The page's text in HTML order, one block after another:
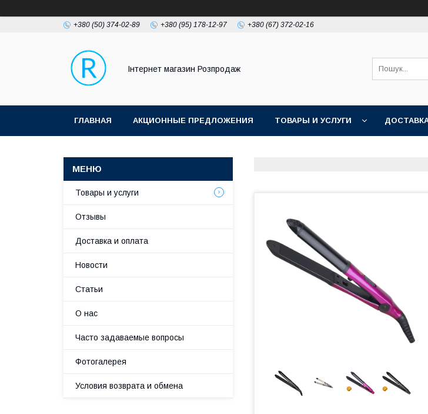
+380 (50) 374-02-89 +380 (95) 178-12-97 +380 (67) 372-02-16
Інтернет магазин Розпродаж
ГЛАВНАЯ АКЦИОННЫЕ ПРЕДЛОЖЕНИЯ ТОВАРЫ И УСЛУГИ
Товары и услуги
Отзывы
Доставка и оплата
Новости
Статьи
О нас
Часто задаваемые вопросы
Фотогалерея
Условия возврата и обмена